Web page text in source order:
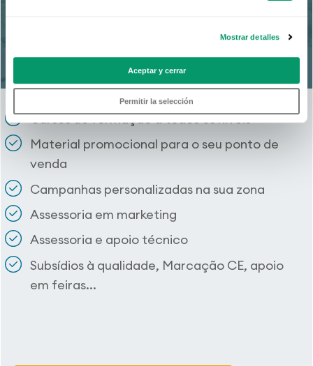
Mostrar detalles
Aceptar y cerrar
Permitir la selección
do setor já formam parte do Club
Kömmerling
Cursos de formação a todos os níveis
Material promocional para o seu ponto de
venda
Campanhas personalizadas na sua zona
Assessoria em marketing
Assessoria e apoio técnico
Subsídios à qualidade, Marcação CE, apoio
em feiras...